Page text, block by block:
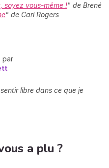
soyez vous-même !" de Brené
" de Carl Rogers
par
libre dans ce que je
a plu ?